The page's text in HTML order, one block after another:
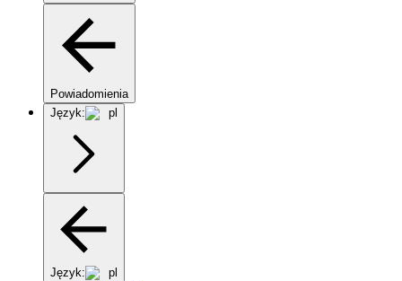
Powiadomienia
Język:
pl
Język: pl